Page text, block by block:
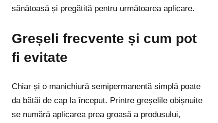
sănătoasă și pregătită pentru următoarea aplicare.
Greșeli frecvente și cum pot
fi evitate
Chiar și o manichiură semipermanentă simplă poate
da bătăi de cap la început. Printre greșelile obișnuite
se numără aplicarea prea groasă a produsului,